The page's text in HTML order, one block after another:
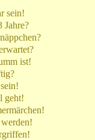
sein!
Jahre?
ist!
geht!